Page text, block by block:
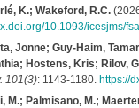
K.; Wakeford, R.C.
10.1093/icesjms/
Jonne; Guy‐Haim,
Hostens, Kris; Rilov,
101(3): 1143-1180. https://
M.; Palmisano, M.;